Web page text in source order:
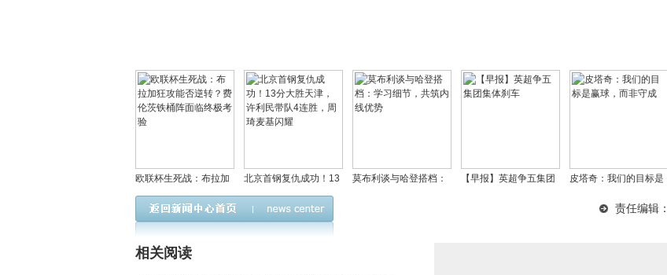
欧联杯生死战：布拉加
狂攻能否逆转？费伦茨
铁桶阵面临终极考验
北京首钢复仇成功！13
分大胜天津，许利民带
队4连胜，周琦麦基闪耀
莫布利谈与哈登搭档：
【早报】英超争五集团
皮塔奇：我们的目标是
责任编辑：
相关阅读